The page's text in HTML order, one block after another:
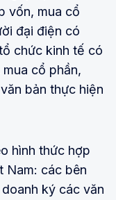
vốn, mua cổ
đại điện có
chức kinh tế có
cổ phần,
bản thực hiện
hình thức hợp
Nam: các bên
ký các văn